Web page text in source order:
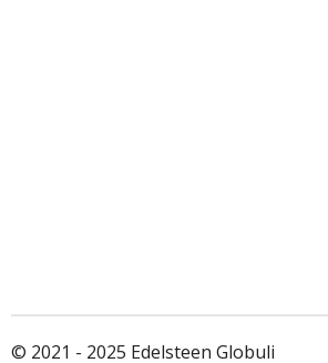
© 2021 - 2025